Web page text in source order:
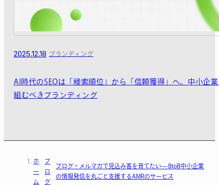
2025.12.18 ブランディング
AI時代のSEOは「検索順位」から「信頼獲得」へ。中小企
組むべきブランディング
ホ
ー
ム
ブ
ロ
グ
ブログ・メルマガで見込み客を育てたい—BtoB中小企業
の情報発信を丸ごと支援するAMRのサービス